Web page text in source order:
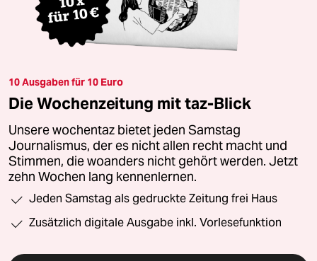
10 Ausgaben für 10 Euro
Die Wochenzeitung mit taz-Blick
Unsere wochentaz bietet jeden Samstag
Journalismus, der es nicht allen recht macht und
Stimmen, die woanders nicht gehört werden. Jetzt
zehn Wochen lang kennenlernen.
Jeden Samstag als gedruckte Zeitung frei Haus
Zusätzlich digitale Ausgabe inkl. Vorlesefunktion